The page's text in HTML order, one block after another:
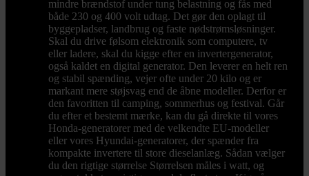
mindre brændstof under tung belastning og fås med
både 230 og 400 volt udtag. Det gør den oplagt til
byggepladser, landbrug og faste nødstrømsløsninger.
Skal du drive følsom elektronik som computere, tv
eller ladere, skal du kigge efter en invertergenerator,
også kaldet en digital generator. Den leverer en helt ren
og stabil spænding, vejer ofte under 20 kilo og er
markant mere støjsvag end de åbne modeller. Derfor er
den favoritten til camping, sommerhus og festival. Går
du efter et bestemt mærke, kan du gå direkte til vores
Honda-generatorer med de velkendte EU-modeller
eller vores Hyundai-generatorer, der spænder fra
kompakte invertere til store dieselanlæg. Sådan vælger
du den rigtige størrelse Størrelsen måles i watt, og